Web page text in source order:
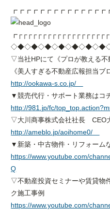
▽当社HPにて《プロが教える
《美人すぎる不動産広報担当ブ
http://ookawa-s.co.jp/
▼競売代行・サポート業務はコ
http://981.jp/fc/
▽大川商事株式会社社長 CEO
http://ameblo.jp/aoihome0/
▼新築・中古物件・リフォーム
https://www.youtube.com/
Q
▽不動産投資セミナーや賃貸物
ク施工事例
https://www.youtube.com/